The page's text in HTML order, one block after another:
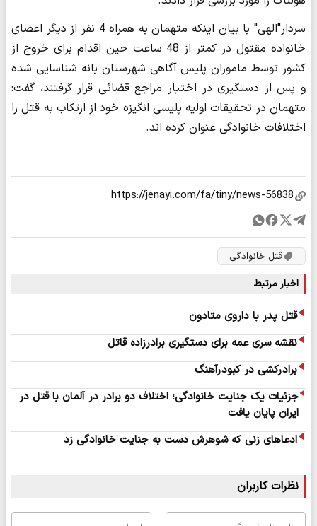
سردار"الهی" با بیان اینکه متهمان به همراه 4 نفر از دیگر اعضای
خانواده مقتول در کمتر از 48 ساعت حین اقدام برای خروج از
کشور توسط ماموران پلیس آگاهی شهرستان بانه شناسایی شده
و پس از دستگیری در اختیار مراجع قضائی قرار گرفتند، گفت:
متهمان در تحقیقات اولیه پلیسی انگیزه خود از ارتکاب به قتل را
اختلافات خانوادگی عنوان کرده اند.
قتل خانوادگی
اخبار مرتبط
قتل پدر با داروی متادون
نقشه سری عمه برای دستگیری برادرزاده قاتل
برادرکشی در کبودرآهنگ
جزئیات یک جنایت خانوادگی؛ اختلاف دو برادر در آلمان با قتل در
ایران پایان یافت
ادعاهای زنی که شوهرش دست به جنایت خانوادگی زد
نظرات کاربران